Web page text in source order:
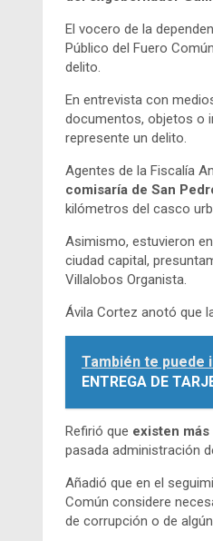
El vocero de la
Público del Fuero
delito.
En entrevista con
documentos, objetos o
represente un delito.
Agentes de la Fiscalía
comisaría de San
kilómetros del casco
Asimismo, estuvieron en
ciudad capital,
Villalobos Organista.
Ávila Cortez anotó que
También te puede
ENTREGA DE
Refirió que existen
pasada administración
Añadió que en el
Común considere
de corrupción o de